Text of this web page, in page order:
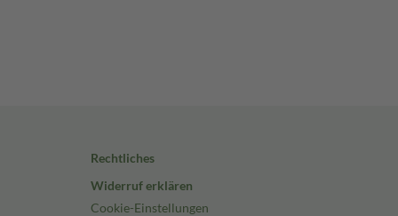
Rechtliches
Widerruf erklären
Cookie-Einstellungen